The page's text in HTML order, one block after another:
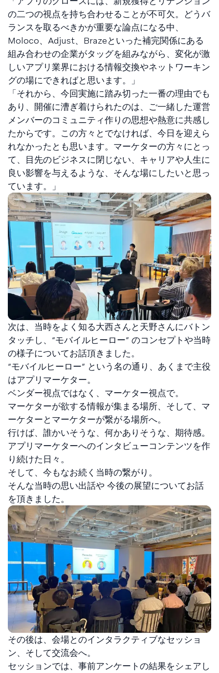
の二つの視点を持ち合わせることが不可欠。どうバ
ランスを取るべきかが重要な論点になる中、
Moloco、Adjust、Brazeといった補完関係にある
組み合わせの企業がタッグを組みながら、変化が激
しいアプリ業界における情報交換やネットワーキン
グの場にできればと思います。」
「それから、今回実施に踏み切った一番の理由でも
あり、開催に漕ぎ着けられたのは、ご一緒した運営
メンバーのコミュニティ作りの思想や熱意に共感し
たからです。この方々とでなければ、今日を迎えら
れなかったとも思います。マーケターの方々にとっ
て、目先のビジネスに閉じない、キャリアや人生に
良い影響を与えるような、そんな場にしたいと思っ
ています。」
次は、当時をよく知る大西さんと天野さんにバトン
タッチし、“モバイルヒーロー” のコンセプトや当時
の様子についてお話頂きました。
“モバイルヒーロー” という名の通り、あくまで主役
はアプリマーケター。
ベンダー視点ではなく、マーケター視点で。
マーケターが欲する情報が集まる場所、そして、マ
ーケターとマーケターが繋がる場所へ。
行けば、誰かいそうな、何かありそうな、期待感。
アプリマーケターへのインタビューコンテンツを作
り続けた日々。
そして、今もなお続く当時の繋がり。
そんな当時の思い出話や 今後の展望についてお話
を頂きました。
その後は、会場とのインタラクティブなセッショ
ン、そして交流会へ。
セッションでは、事前アンケートの結果をシェアし